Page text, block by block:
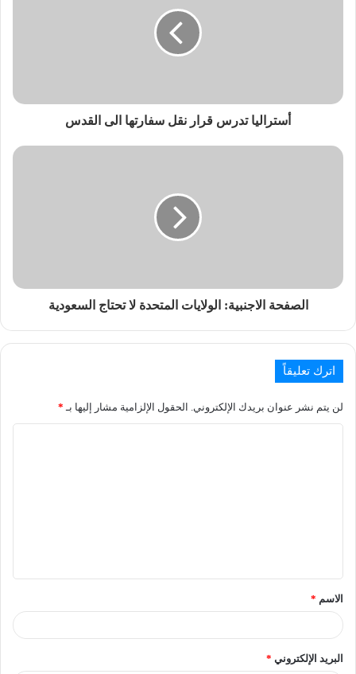
أستراليا تدرس قرار نقل سفارتها الى القدس
الصفحة الاجنبية: الولايات المتحدة لا تحتاج السعودية
اترك تعليقاً
لن يتم نشر عنوان بريدك الإلكتروني. الحقول الإلزامية مشار إليها بـ *
الاسم *
البريد الإلكتروني *